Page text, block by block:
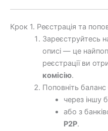
Крок 1. Реєстрація та
Зареєструйтесь
описі — це
реєстрації ви
комісію.
Поповніть баланс
через іншу
або з
P2P.